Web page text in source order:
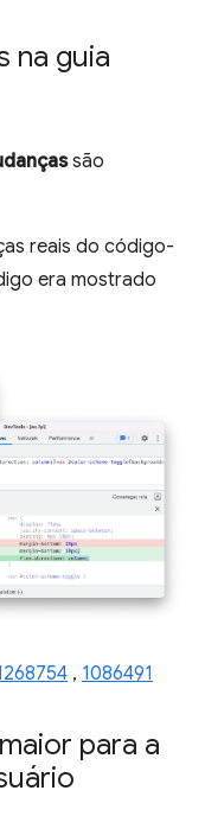
na guia
são
reais do código-
era mostrado
, 1086491
para a